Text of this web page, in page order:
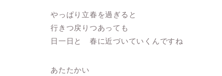
やっぱり立春を過ぎると
行きつ戻りつあっても
日一日と 春に近づいていくんですね
あたたかい